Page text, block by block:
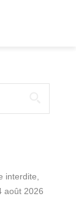
interdite,
août 2026